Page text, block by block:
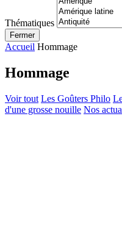
Thématiques
Fermer
Accueil Hommage
Hommage
Voir tout Les Goûters Philo
d'une grosse nouille Nos